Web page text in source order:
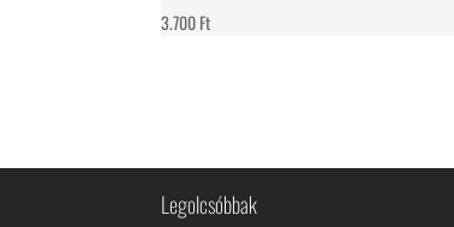
3.700Ft
Legolcsóbbak